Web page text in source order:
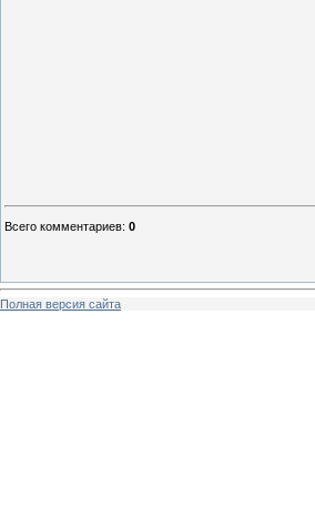
Всего комментариев: 0
Полная версия сайта